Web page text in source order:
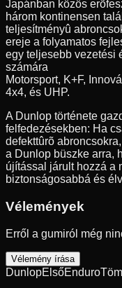
Japánban közös
három kontinensen
teljesítményû
ereje a folyamatos
egy teljesebb vezetési
számára
Motorsport, K+F,
4x4, és UHP.
A Dunlop története
felfedezésekben: Ha
defekttûrõ
a Dunlop büszke arra,
újítással járult hozzá a
biztonságosabbá és
Vélemények
Erről a gumiról még
Vélemény írása
DunlopElsőEnduro